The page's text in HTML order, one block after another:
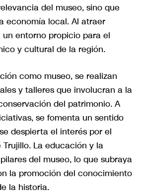
del museo, sino que
economía local. Al atraer
entorno propicio para el
y cultural de la región.
como museo, se realizan
y talleres que involucran a la
del patrimonio. A
se fomenta un sentido
despierta el interés por el
La educación y la
del museo, lo que subraya
la promoción del conocimiento
la historia.